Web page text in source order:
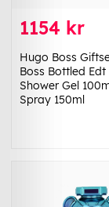
1154 kr
Hugo Boss
Boss Bottled Edt
Shower Gel
Spray 150ml